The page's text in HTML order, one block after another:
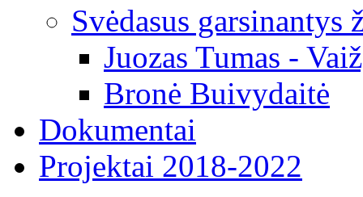
Svėdasus garsinantys
Juozas Tumas -
Bronė Buivydaitė
Dokumentai
Projektai 2018-2022